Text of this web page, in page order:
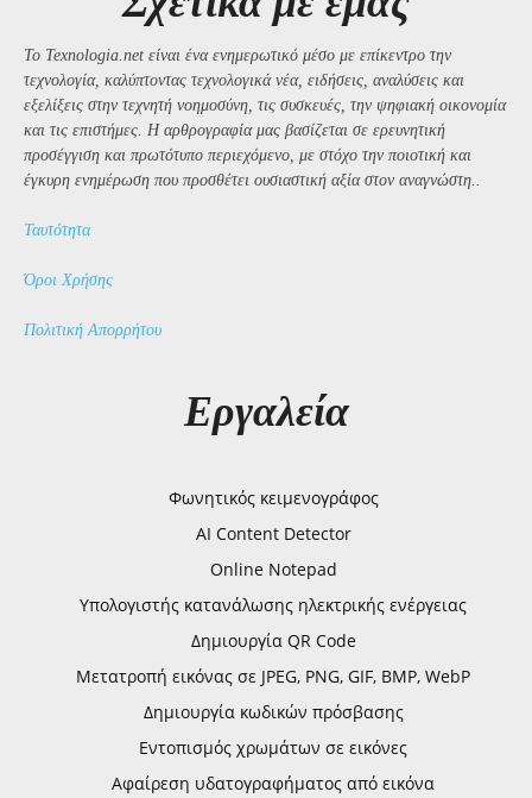
Το Texnologia.net είναι ένα ενημερωτικό μέσο με επίκεντρο την
τεχνολογία, καλύπτοντας τεχνολογικά νέα, ειδήσεις, αναλύσεις και
εξελίξεις στην τεχνητή νοημοσύνη, τις συσκευές, την ψηφιακή οικονομία
και τις επιστήμες. Η αρθρογραφία μας βασίζεται σε ερευνητική
προσέγγιση και πρωτότυπο περιεχόμενο, με στόχο την ποιοτική και
έγκυρη ενημέρωση που προσθέτει ουσιαστική αξία στον αναγνώστη..
Ταυτότητα
Όροι Χρήσης
Πολιτική Απορρήτου
Εργαλεία
Φωνητικός κειμενογράφος
AI Content Detector
Online Notepad
Υπολογιστής κατανάλωσης ηλεκτρικής ενέργειας
Δημιουργία QR Code
Μετατροπή εικόνας σε JPEG, PNG, GIF, BMP, WebP
Δημιουργία κωδικών πρόσβασης
Εντοπισμός χρωμάτων σε εικόνες
Αφαίρεση υδατογραφήματος από εικόνα